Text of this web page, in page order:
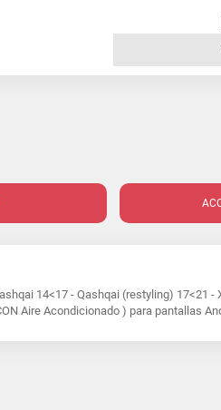
14<17 - Qashqai (restyling) 17<21 -
Aire Acondicionado ) para pantallas